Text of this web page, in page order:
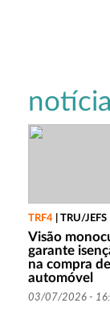
TRF4 TRU/JEFS
Visão
garante
na compra de
automóvel
03/07/2026 -